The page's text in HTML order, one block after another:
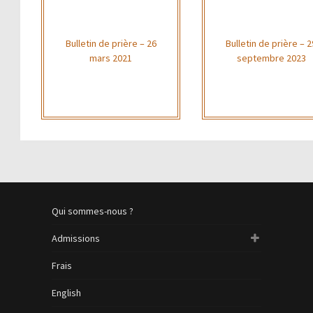
Bulletin de prière – 26
mars 2021
Bulletin de prière –
septembre 2023
Qui sommes-nous ?
Admissions
Frais
English